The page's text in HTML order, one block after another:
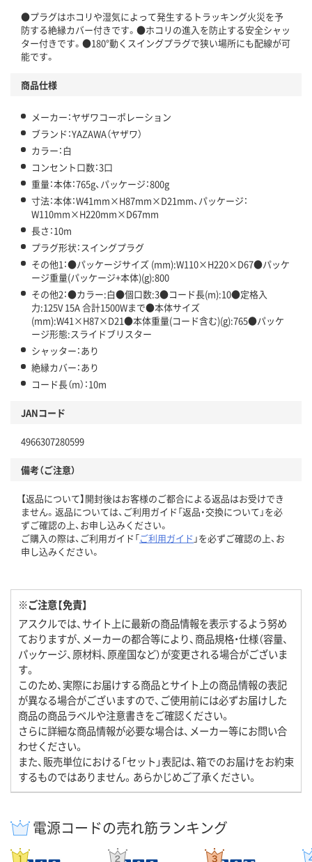
●プラグはホコリや湿気によって発生するトラッキング火災を予
防する絶縁カバー付きです。●ホコリの進入を防止する安全シャッ
ター付きです。●180°動くスイングプラグで狭い場所にも配線が可
能です。
商品仕様
メーカー：ヤザワコーポレーション
ブランド：YAZAWA（ヤザワ）
カラー：白
コンセント口数：3口
重量：本体：765g、パッケージ：800g
寸法：本体：W41mm×H87mm×D21mm、パッケージ：
W110mm×H220mm×D67mm
長さ：10m
プラグ形状：スイングプラグ
その他1：●パッケージサイズ (mm):W110×H220×D67●パッケ
ージ重量(パッケージ+本体)(g):800
その他2：●カラー:白●個口数:3●コード長(m):10●定格入
力:125V 15A 合計1500Wまで●本体サイズ
(mm):W41×H87×D21●本体重量(コード含む)(g):765●パッケ
ージ形態:スライドブリスター
シャッター：あり
絶縁カバー：あり
コード長（m）：10m
JANコード
4966307280599
備考（ご注意）
【返品について】開封後はお客様のご都合による返品はお受けでき
ません。返品については、ご利用ガイド「返品・交換について」を必
ずご確認の上、お申し込みください。
ご購入の際は、ご利用ガイド「ご利用ガイド 」を必ずご確認の上、お
申し込みください。
※ご注意【免責】
アスクルでは、サイト上に最新の商品情報を表示するよう努め
ておりますが、メーカーの都合等により、商品規格・仕様（容量、
パッケージ、原材料、原産国など）が変更される場合がございま
す。
このため、実際にお届けする商品とサイト上の商品情報の表記
が異なる場合がございますので、ご使用前には必ずお届けした
商品の商品ラベルや注意書きをご確認ください。
さらに詳細な商品情報が必要な場合は、メーカー等にお問い合
わせください。
また、販売単位における「セット」表記は、箱でのお届けをお約束
するものではありません。あらかじめご了承ください。
電源コードの売れ筋ランキング